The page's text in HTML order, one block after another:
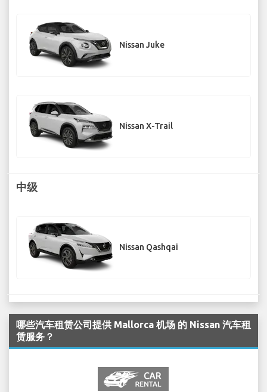
Nissan Juke
Nissan X-Trail
中级
Nissan Qashqai
哪些汽车租赁公司提供 Mallorca 机场 的 Nissan 汽车租
赁服务？